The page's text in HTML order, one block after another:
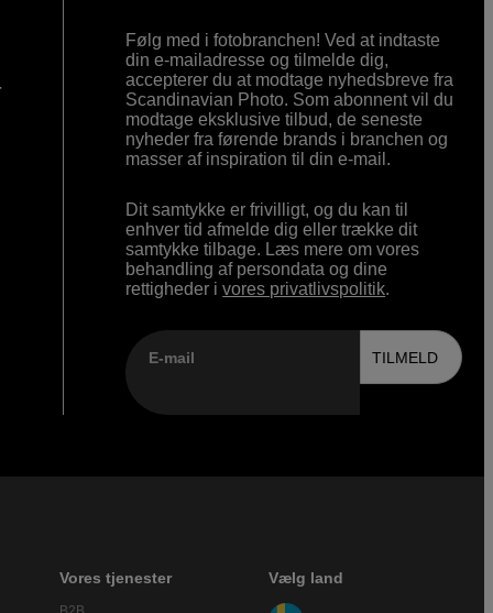
Følg med i fotobranchen! Ved at indtaste
din e-mailadresse og tilmelde dig,
accepterer du at modtage nyhedsbreve fra
Scandinavian Photo. Som abonnent vil du
modtage eksklusive tilbud, de seneste
nyheder fra førende brands i branchen og
masser af inspiration til din e-mail.
Dit samtykke er frivilligt, og du kan til
enhver tid afmelde dig eller trække dit
samtykke tilbage. Læs mere om vores
behandling af persondata og dine
rettigheder ivores privatlivspolitik.
E-mail TILMELD
Vores tjenester Vælg land